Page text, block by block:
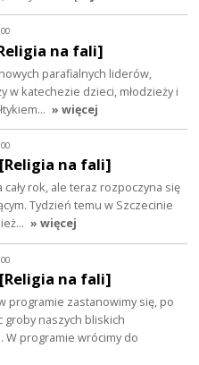
na fali]
parafialnych liderów,
w katechezie dzieci, młodzieży i
» więcej
[Religia na fali]
cały rok, ale teraz rozpoczyna się
Tydzień temu w Szczecinie
» więcej
[Religia na fali]
programie zastanowimy się, po
groby naszych bliskich
W programie wrócimy do